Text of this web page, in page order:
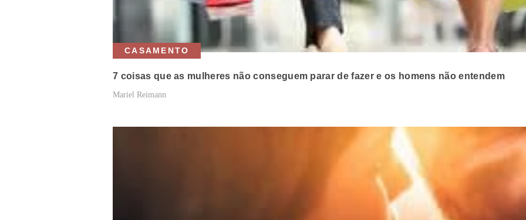
CASAMENTO
7 coisas que as mulheres não conseguem parar de fazer e os homens não entendem
Mariel Reimann